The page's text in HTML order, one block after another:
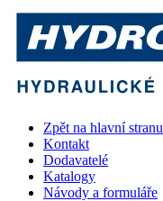
Zpět na hlavní stranu
Kontakt
Dodavatelé
Katalogy
Návody a formuláře